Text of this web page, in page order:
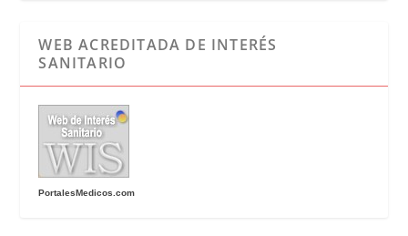
WEB ACREDITADA DE INTERÉS
SANITARIO
PortalesMedicos.com